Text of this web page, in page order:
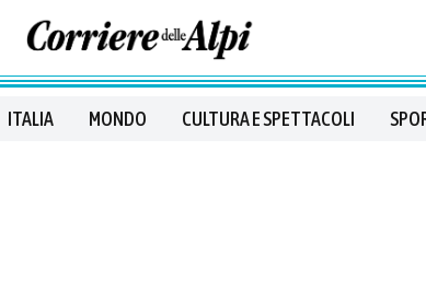
ITALIA MONDO CULTURA E SPETTACOLI